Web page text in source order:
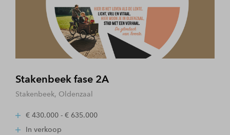
Stakenbeek fase 2A
Stakenbeek, Oldenzaal
€ 430.000 - € 635.000
In verkoop